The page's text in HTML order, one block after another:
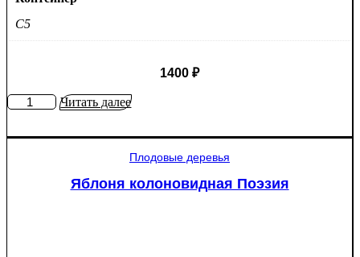
C5
1400 ₽
КоличествоЧитать далее
Плодовые деревья
Яблоня колоновидная Поэзия